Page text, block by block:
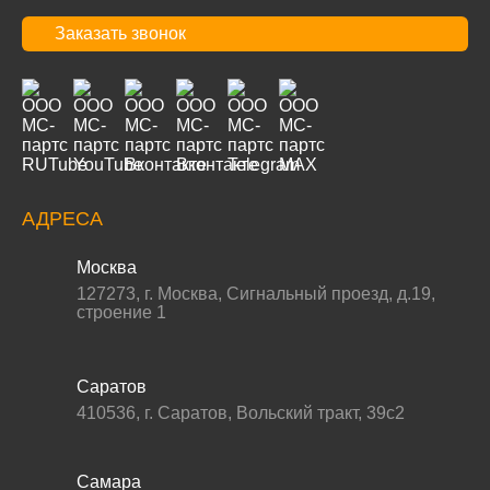
Заказать звонок
АДРЕСА
Москва
127273, г. Москва, Сигнальный проезд, д.19,
строение 1
Саратов
410536, г. Саратов, Вольский тракт, 39с2
Самара